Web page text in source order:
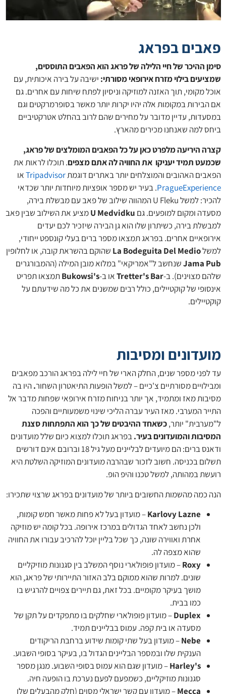
פאבים בפראג
סימן ההיכר של חיי הלילה של פראג הוא הפאבים התוססים,
שמציעים בילוי מזרח אירופאי מסורתי: ישיבה על בירה איכותית, עם
אוכל מקומי, תוך האזנה למוזיקה וניסיון לפתח שיחות עם אחרים. גם
אם הבירות במקומות אלה יהיו יקרות יותר מאשר בסופרמרקטים וגם
במסעדות, עדיין מדובר על מחירים שהם לרוב בהחלט אטרקטיביים
ביחס למה שאנחנו מכירים מהארץ.
קצרה היריעה מלפרט כאן על כל הפאבים המומלצים של פראג,
שכמעט תמיד יעניקו את החוויה לה אתם מצפים. תוכלו לראות את
הפאבים האהובים והמוצלחים יותר באתרים דוגמתTripadvisorאו
PragueExperience. בעיר יש מספר אופציות מיוחדות יותר שכדאי
להכיר: למשל U Fleku המהווה שילוב של פאב עם מבשלת בירה,
מסעדה ומקום למופעים. גם U Medvidkuמציע את השילוב שבין פאב
למבשלת בירה, כשיתרון שלו הוא גן הבירה שיזכיר לכם יעדים
אירופאיים אחרים. בפראג תמצאו מספר ברים בעלי קונספט ייחודי,
למשל
שהוקם בהשראת קובה, או לחלופין
Jama Pubשנחשב ל"אמריקאי" במלוא מובן המילה (ההמבורגרים
שלהם מצוינים). ב-Tretter's Barאו ב-Bukowsi'sתמצאו תפריט
אינסופי של קוקטיילים, כולל רבים שמשנים את כל מה שידעתם על
קוקטיילים.
מועדונים ומסיבות
עד לפני מספר שנים, החלק הארי של חיי לילה בפראג הורכב מפאבים
ומבילויים מסורתיים צ'כיים – למשל הופעות התיאטרון השחור.היו בה
מסיבות מאז ומתמיד, אך יותר בניחוח מזרח אירופאי שפחות מדבר אל
התייר המערבי. מאז העיר עברה הליכי שינוי משמעותיים והפכה
ל"מערבית" יותר,כשאחד ההיבטים של כך הוא התפתחות סצנת
המסיבות והמועדונים בעיר.בפראג תוכלו למצוא כיום שלל מועדונים
ודאנס ברים: הם מיועדים לבליינים מעל גיל 18 וברובם אינם דורשים
תשלום בכניסה. חשוב לזכור שבהרבה מועדונים המוזיקה השלטת היא
רועשת במהותה, למשל טכנו והיפ הופ.
הנה כמה מהשמות החשובים ביותר של מועדונים בפראג שרצוי שתכירו:
Karlovy Lazne– מועדון בעל לא פחות מאשר חמש קומות,
ולכן נחשב לאחד הגדולים במרכז אירופה. בכל קומה יש מוזיקה
אחרת ואווירה שונה, כך שכל בליין יוכל להרכיב עבורו את החוויה
שהוא מצפה לה.
Roxy– מועדון פופולארי נוסף המשלב בין סגנונות מוזיקליים
שונים. למרות שהוא ממוקם בלב האזור התיירותי של פראג, הוא
מושך בעיקר מקומיים. בכל זאת, גם תיירים צפויים להרגיש בו
כמו בבית.
Duplex– מועדון פופולארי שחלקים בו מתפקדים על תקן של
מסעדה או בית קפה. עמוס בבליינים תמיד.
Nebe– מועדון בעל שתי קומות שידוע ברחבת הריקודים
הענקית שלו ובמספר הבליינים הגדול בו, בעיקר בסופי השבוע.
Harley's– מועדון שגם הוא עמוס בסופי השבוע. מנגן מספר
סגנונות מוזיקליים, כשמפעם לפעם נערכת בו הופעה חיה.
Mecca– מועדון עם קשר ישראלי מסוים (חלק מהבעלים שלו